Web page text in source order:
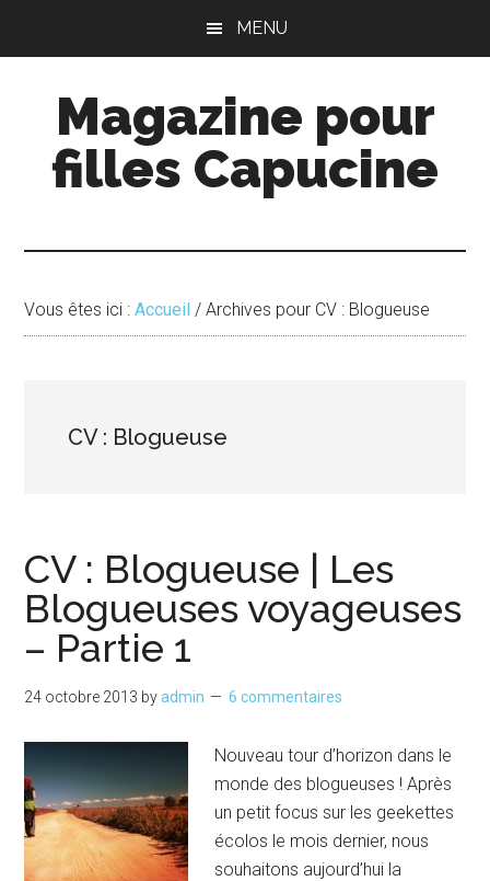
principal
principale
MENU
Magazine pour
filles Capucine
Vous êtes ici :Accueil / Archives pour CV : Blogueuse
CV : Blogueuse
CV : Blogueuse | Les
Blogueuses voyageuses
– Partie 1
24 octobre 2013 byadmin 6 commentaires
Nouveau tour d’horizon dans le
monde des blogueuses ! Après
un petit focus sur les geekettes
écolos le mois dernier, nous
souhaitons aujourd’hui la